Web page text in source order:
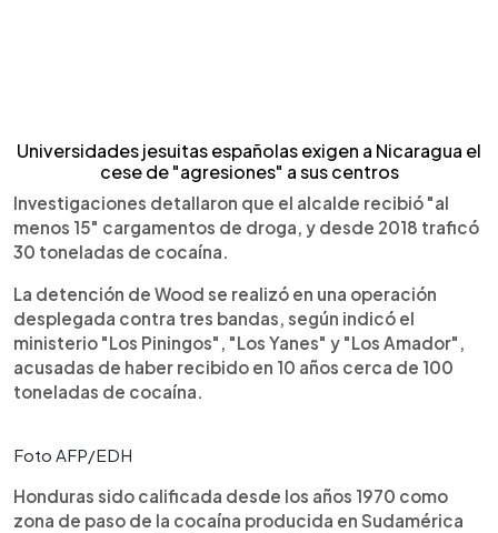
Universidades jesuitas españolas exigen a Nicaragua el
cese de "agresiones" a sus centros
Investigaciones detallaron que el alcalde recibió "al
menos 15" cargamentos de droga, y desde 2018 traficó
30 toneladas de cocaína.
La detención de Wood se realizó en una operación
desplegada contra tres bandas, según indicó el
ministerio "Los Piningos", "Los Yanes" y "Los Amador",
acusadas de haber recibido en 10 años cerca de 100
toneladas de cocaína.
Foto AFP/EDH
Honduras sido calificada desde los años 1970 como
zona de paso de la cocaína producida en Sudamérica